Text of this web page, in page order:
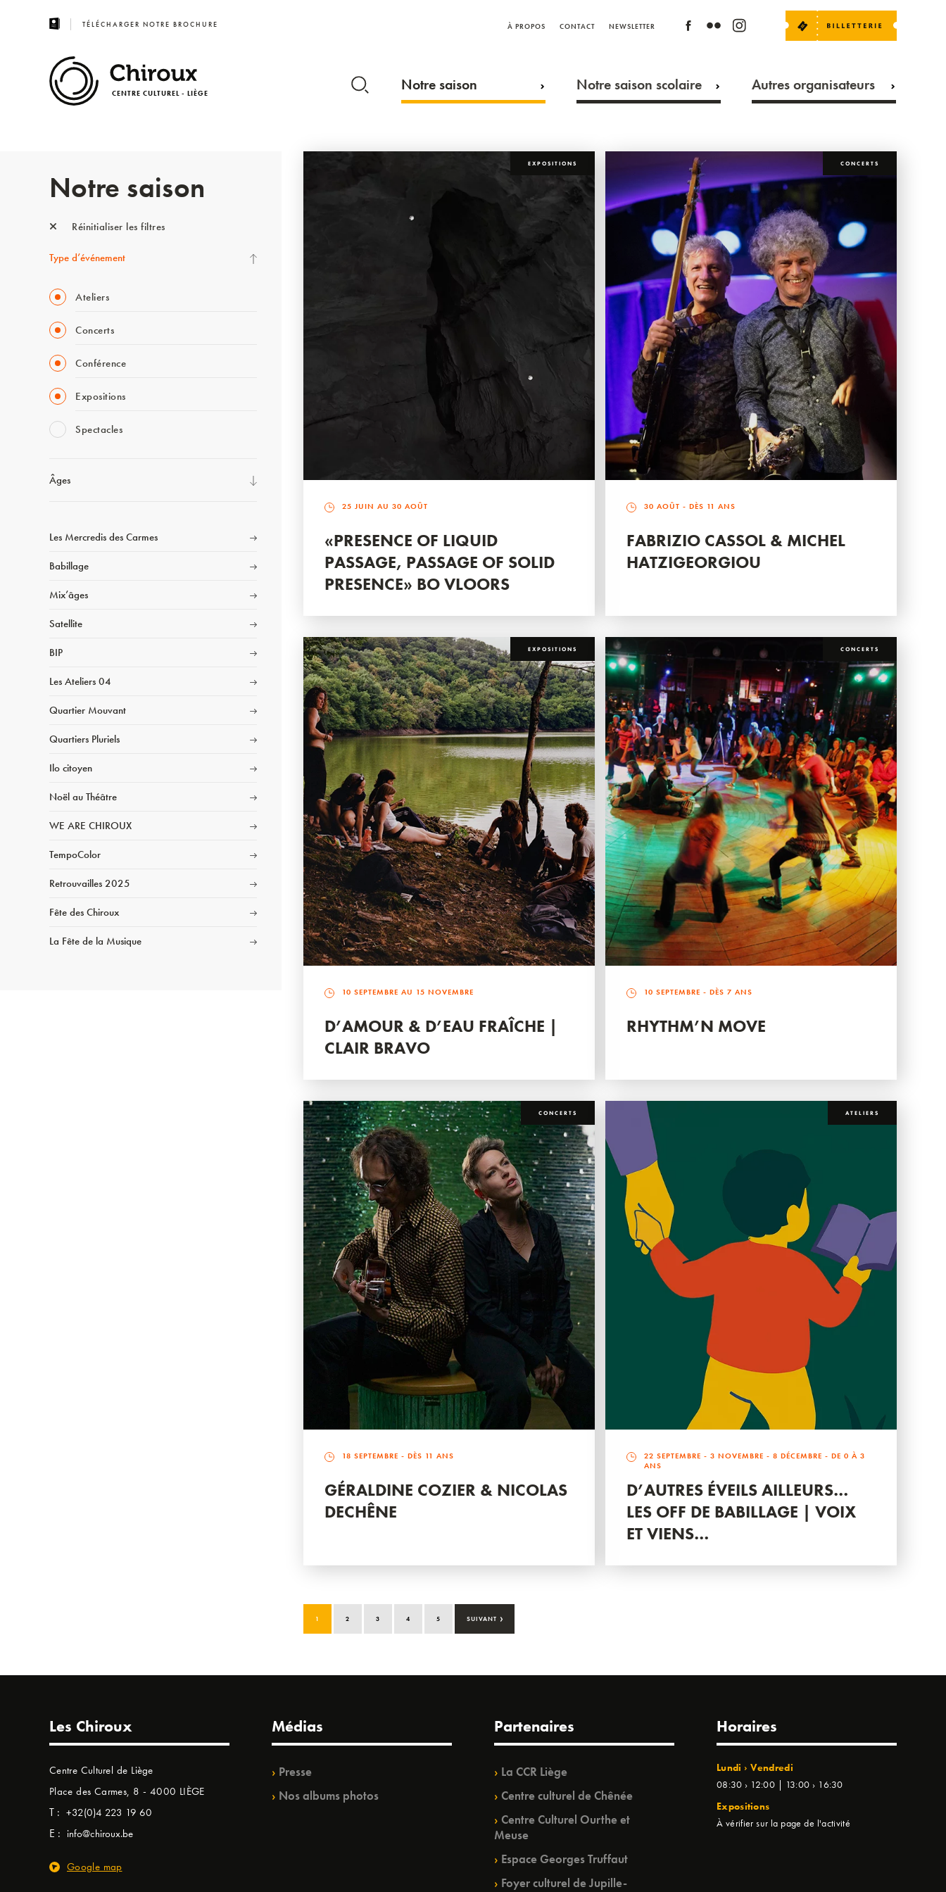
TÉLÉCHARGER NOTRE BROCHURE À PROPOS CONTACT NEWSLETTER
CENTRE CULTUREL - LIÈGE Notre saison Notre saison scolaire Autres organisateurs
Notre saison
Réinitialiser les filtres
Type d’événement
Ateliers
Concerts
Conférence
Expositions
Spectacles
Âges
Les Mercredis des Carmes
Babillage
Mix’âges
Satellite
BIP
Les Ateliers 04
Quartier Mouvant
Quartiers Pluriels
Ilo citoyen
Noël au Théâtre
WE ARE CHIROUX
TempoColor
Retrouvailles 2025
Fête des Chiroux
La Fête de la Musique
EXPOSITIONS
25 JUIN AU 30 AOÛT
«PRESENCE OF LIQUID
PASSAGE, PASSAGE OF SOLID
PRESENCE» BO VLOORS
CONCERTS
30 AOÛT - DÈS 11 ANS
FABRIZIO CASSOL & MICHEL
HATZIGEORGIOU
EXPOSITIONS
10 SEPTEMBRE AU 15 NOVEMBRE
D’AMOUR & D’EAU FRAÎCHE |
CLAIR BRAVO
CONCERTS
10 SEPTEMBRE - DÈS 7 ANS
RHYTHM’N MOVE
CONCERTS
18 SEPTEMBRE - DÈS 11 ANS
GÉRALDINE COZIER & NICOLAS
DECHÊNE
ATELIERS
22 SEPTEMBRE -3 NOVEMBRE -8 DÉCEMBRE - DE 0 À 3
ANS
D’AUTRES ÉVEILS AILLEURS…
LES OFF DE BABILLAGE | VOIX
ET VIENS…
1 2 3 4 5 SUIVANT ›
Les Chiroux
Centre Culturel de Liège
Place des Carmes, 8 - 4000 LIÈGE
T : +32(0)4 223 19 60
E : info@chiroux.be
Google map
Médias
Presse
Nos albums photos
Partenaires
La CCR Liège
Centre culturel de Chênée
Centre Culturel Ourthe et
Meuse
Espace Georges Truffaut
Foyer culturel de Jupille-
Horaires
Lundi › Vendredi
08:30 › 12:00 | 13:00 › 16:30
Expositions
À vérifier sur la page de l'activité